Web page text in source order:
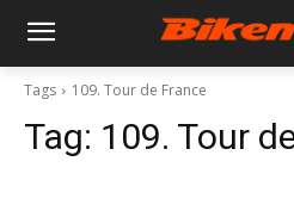
Tags 109. Tour de France
Tag: 109. Tour